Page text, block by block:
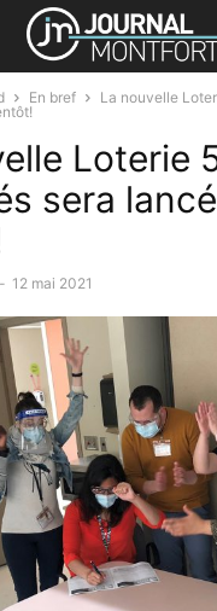
En bref
La nouvelle
Loterie
sera
- 12 mai 2021